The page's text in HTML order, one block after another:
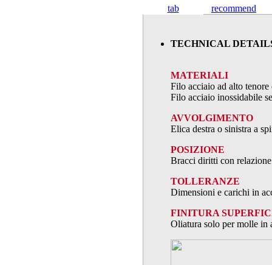
tab recommend
TECHNICAL
MATERIALI
Filo acciaio ad alto
Filo acciaio inossidabile
AVVOLGIMENTO
Elica destra o sinistra a
POSIZIONE
Bracci diritti con
TOLLERANZE
Dimensioni e carichi in
FINITURA
Oliatura solo per molle in